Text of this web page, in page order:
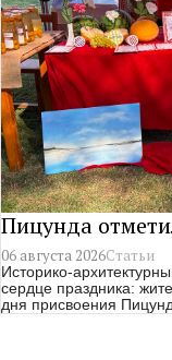
Пицунда
06 августа 2026Статьи
Историко-
сердце праздника:
дня присвоения